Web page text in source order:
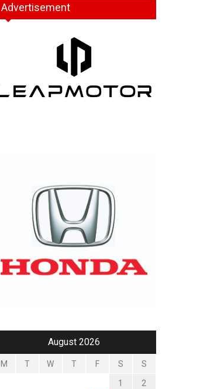
Advertisement
August 2026
M T W T F S S
1 2